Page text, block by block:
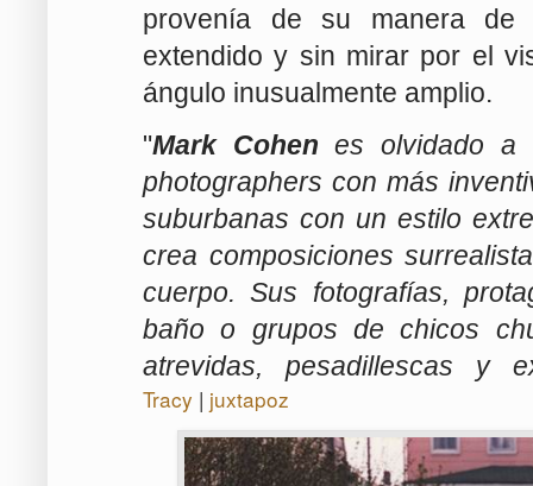
provenía de su manera
extendido y sin mirar por el
ángulo inusualmente amplio.
"Mark Cohen es olvidado a
photographers con más
suburbanas con un estilo
crea composiciones
cuerpo. Sus fotografías,
baño o grupos de chicos
atrevidas, pesadillescas y
Tracy | juxtapoz